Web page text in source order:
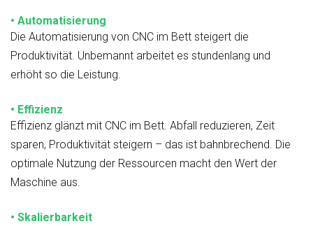
• Automatisierung
Die Automatisierung von CNC im Bett steigert die
Produktivität. Unbemannt arbeitet es stundenlang und
erhöht so die Leistung.
• Effizienz
Effizienz glänzt mit CNC im Bett. Abfall reduzieren, Zeit
sparen, Produktivität steigern – das ist bahnbrechend. Die
optimale Nutzung der Ressourcen macht den Wert der
Maschine aus.
• Skalierbarkeit